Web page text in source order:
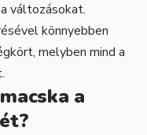
változásokat.
könnyebben
melyben mind a
a